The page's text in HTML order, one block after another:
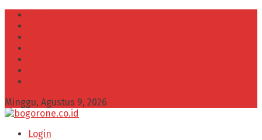
Minggu, Agustus 9, 2026
Login